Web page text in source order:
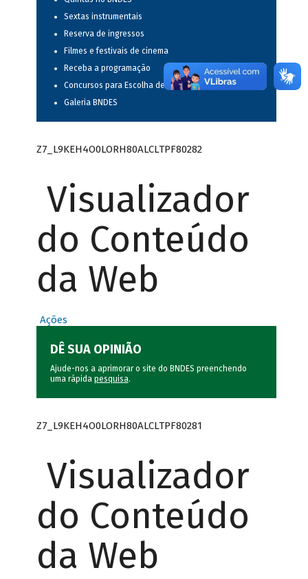
Sextas instrumentais
Reserva de ingressos
Filmes e festivais de cinema
Receba a programação
Concursos para Escolha de Espetáculos Musicais
Galeria BNDES
Z7_L9KEH4O0LORH80ALCLTPF80282
Visualizador
do Conteúdo
da Web
Ações
DÊ SUA OPINIÃO
Ajude-nos a aprimorar o site do BNDES preenchendo
uma rápida pesquisa.
Z7_L9KEH4O0LORH80ALCLTPF80281
Visualizador
do Conteúdo
da Web